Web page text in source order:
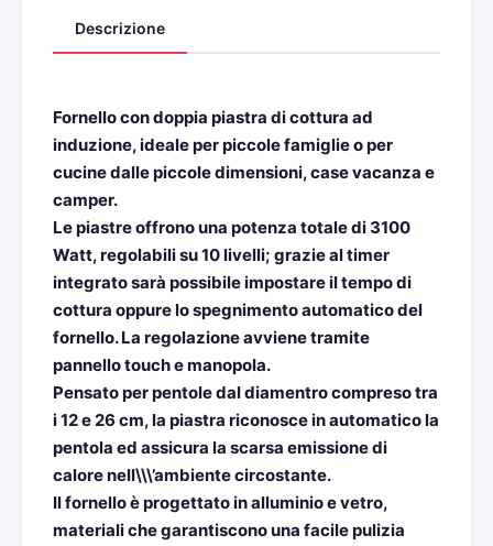
Descrizione
Fornello con doppia piastra di cottura ad
induzione, ideale per piccole famiglie o per
cucine dalle piccole dimensioni, case vacanza e
camper.
Le piastre offrono una potenza totale di 3100
Watt, regolabili su 10 livelli; grazie al timer
integrato sarà possibile impostare il tempo di
cottura oppure lo spegnimento automatico del
fornello. La regolazione avviene tramite
pannello touch e manopola.
Pensato per pentole dal diamentro compreso tra
i 12 e 26 cm, la piastra riconosce in automatico la
pentola ed assicura la scarsa emissione di
calore nell\\\’ambiente circostante.
Il fornello è progettato in alluminio e vetro,
materiali che garantiscono una facile pulizia